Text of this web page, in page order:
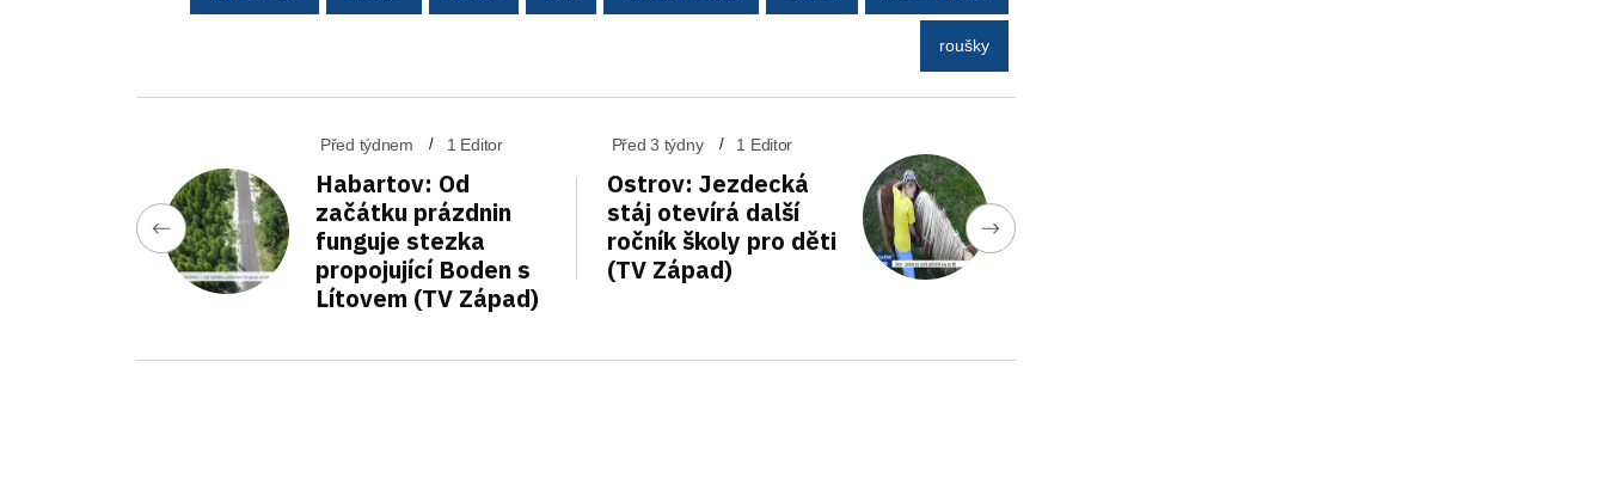
roušky
Před týdnem 1 Editor
Habartov: Od
začátku prázdnin
funguje stezka
propojující Boden s
Lítovem (TV Západ)
Před 3 týdny 1 Editor
Ostrov: Jezdecká
stáj otevírá další
ročník školy pro děti
(TV Západ)